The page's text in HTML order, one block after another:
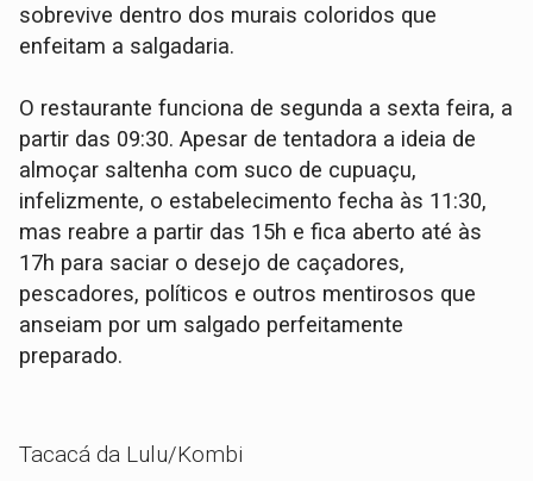
sobrevive dentro dos murais coloridos que
enfeitam a salgadaria.
O restaurante funciona de segunda a sexta feira, a
partir das 09:30. Apesar de tentadora a ideia de
almoçar saltenha com suco de cupuaçu,
infelizmente, o estabelecimento fecha às 11:30,
mas reabre a partir das 15h e fica aberto até às
17h para saciar o desejo de caçadores,
pescadores, políticos e outros mentirosos que
anseiam por um salgado perfeitamente
preparado.
Tacacá da Lulu/Kombi